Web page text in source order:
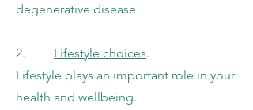
degenerative disease.
2. Lifestyle choices.
Lifestyle plays an important role in your
health and wellbeing.